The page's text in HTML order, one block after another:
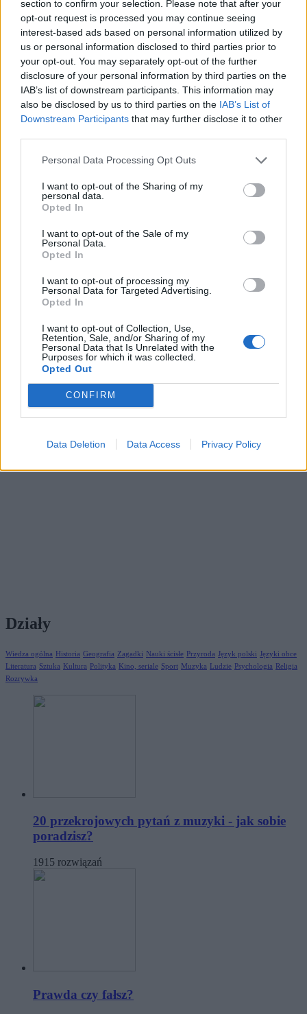
section to confirm your selection. Please note that after your
opt-out request is processed you may continue seeing
interest-based ads based on personal information utilized by
us or personal information disclosed to third parties prior to
your opt-out. You may separately opt-out of the further
disclosure of your personal information by third parties on the
IAB’s list of downstream participants. This information may
also be disclosed by us to third parties on the IAB’s List of
Downstream Participants that may further disclose it to other
Personal Data Processing Opt Outs
I want to opt-out of the Sharing of my
personal data.
Opted In
I want to opt-out of the Sale of my
Personal Data.
Opted In
I want to opt-out of processing my
Personal Data for Targeted Advertising.
Opted In
I want to opt-out of Collection, Use,
Retention, Sale, and/or Sharing of my
Personal Data that Is Unrelated with the
Purposes for which it was collected.
Opted Out
CONFIRM
Data Deletion Data Access Privacy Policy
Zjawiska fizyczne są powszechnie obecne w naszym
życiu. To, że teraz siedzisz, również wynika z...
Talisman
56 lat temu
Popularne
8.4k 178
16 pytań z nauk ścisłych, na które każdy
dorosły powinien znać odpowiedź!
Nawet jeśli w głębi duszy czujesz się humanistą,
odpowiedzi na te pytania po prostu wstyd nie z...
56 lat temu
Wyszukiwarka
Polecamy
Quizy historyczne Quizy geograficzne
psychologiczne Testy z lektur Quizy dla dzieci
Działy
Wiedza ogólna Historia Geografia Zagadki Nauki ścisłe Przyroda Język polski Języki obce
Literatura Sztuka Kultura Polityka Kino, seriale Sport Muzyka Ludzie Psychologia
Religia
Rozrywka
20 przekrojowych pytań z muzyki - jak sobie
poradzisz?
1915 rozwiązań
Prawda czy fałsz?